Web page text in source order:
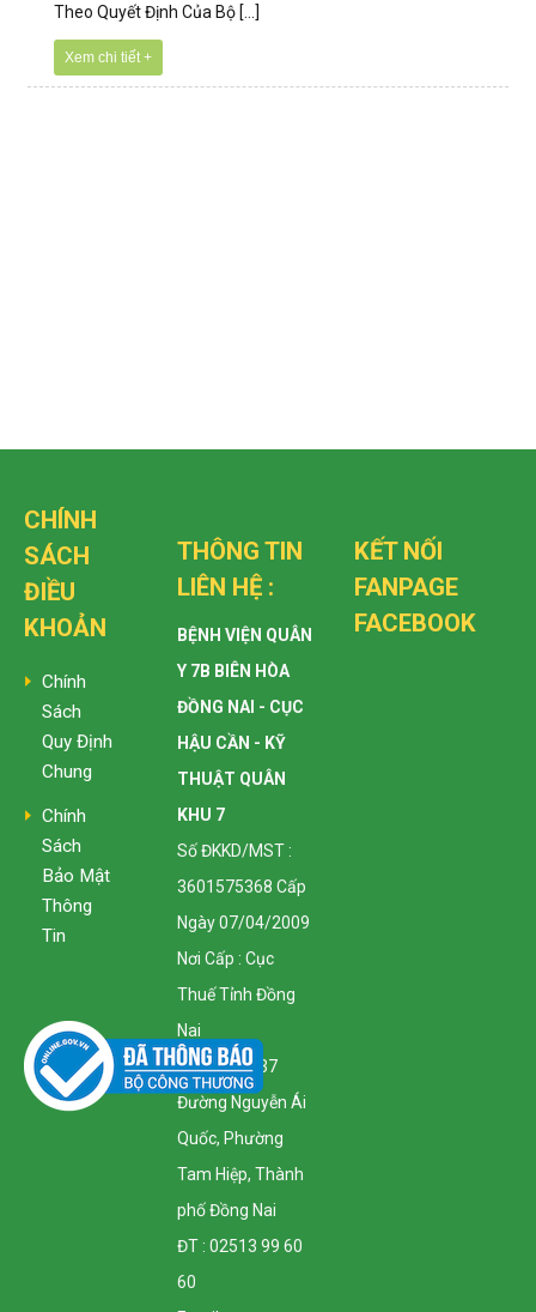
Theo Quyết Định Của Bộ [...]
Xem chi tiết +
CHÍNH
SÁCH
ĐIỀU
KHOẢN
Chính
Sách
Quy Định
Chung
Chính
Sách
Bảo Mật
Thông
Tin
THÔNG TIN
LIÊN HỆ :
BỆNH VIỆN QUÂN
Y 7B BIÊN HÒA
ĐỒNG NAI - CỤC
HẬU CẦN - KỸ
THUẬT QUÂN
KHU 7
Số ĐKKD/MST :
3601575368 Cấp
Ngày 07/04/2009
Nơi Cấp : Cục
Thuế Tỉnh Đồng
Nai
Địa Chỉ : 1137
Đường Nguyễn Ái
Quốc, Phường
Tam Hiệp, Thành
phố Đồng Nai
ĐT : 02513 99 60
60
KẾT NỐI
FANPAGE
FACEBOOK